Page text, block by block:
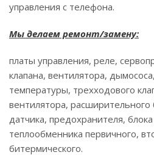
управления с телефона.
Мы делаем ремонт/замену:
платы управления, реле,
клапана, вентилятора,
температуры, трехходового
вентилятора, расширительного
датчика, предохранителя,
теплообменника первичного,
битермического.